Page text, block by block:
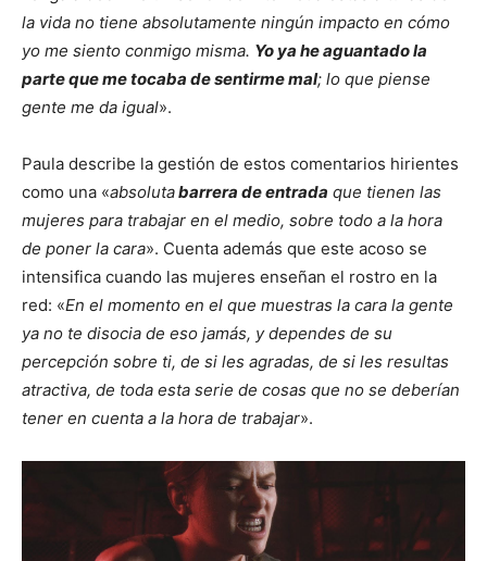
la vida no tiene absolutamente ningún impacto en cómo
yo me siento conmigo misma. Yo ya he aguantado la
parte que me tocaba de sentirme mal; lo que piense
gente me da igual».
Paula describe la gestión de estos comentarios hirientes
como una «absolutabarrera de entrada que tienen las
mujeres para trabajar en el medio, sobre todo a la hora
de poner la cara». Cuenta además que este acoso se
intensifica cuando las mujeres enseñan el rostro en la
red: «En el momento en el que muestras la cara la gente
ya no te disocia de eso jamás, y dependes de su
percepción sobre ti, de si les agradas, de si les resultas
atractiva, de toda esta serie de cosas que no se deberían
tener en cuenta a la hora de trabajar».